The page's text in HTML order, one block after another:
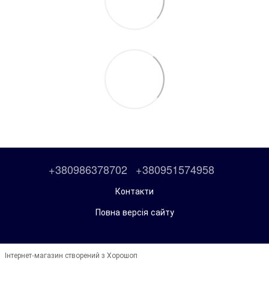
+380986378702 +380951574958
Контакти
Повна версія сайту
Інтернет-магазин створений з Хорошоп